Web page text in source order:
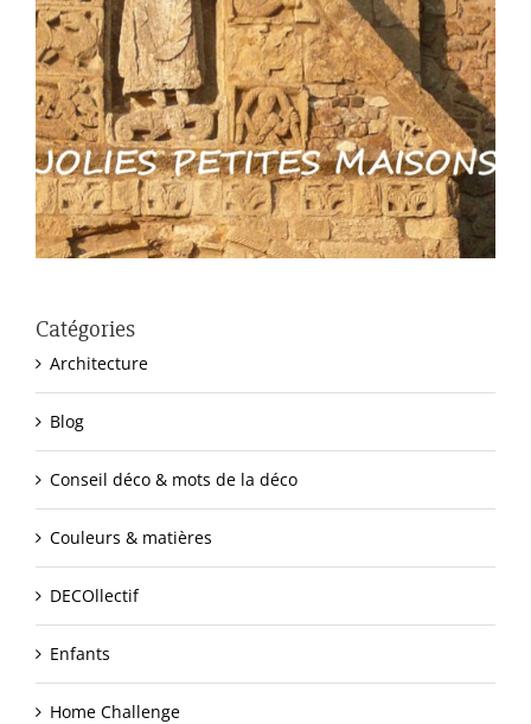
Catégories
Architecture
Blog
Conseil déco & mots de la déco
Couleurs & matières
DECOllectif
Enfants
Home Challenge